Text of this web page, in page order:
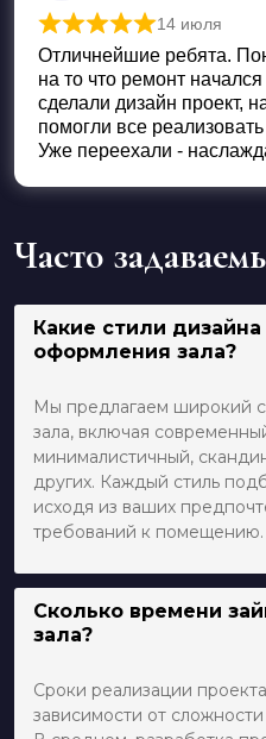
Оценка 5 из 5
14 июля
Отличнейшие ребята.
на то что ремонт начался
сделали дизайн проект,
помогли все
Уже переехали -
Часто
Какие стили
оформления зала?
Мы предлагаем широкий
зала, включая
минималистичный,
других. Каждый стиль
исходя из ваших
требований к помещению.
Сколько времени
зала?
Сроки реализации
зависимости от